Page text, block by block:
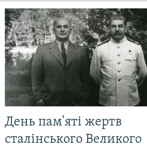
День пам'яті жертв
сталінського Великого